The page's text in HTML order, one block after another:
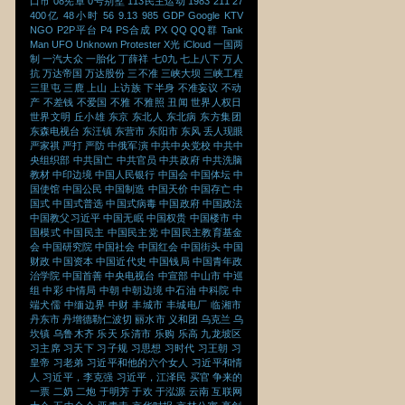
400亿 48小时 56 9.13 985 GDP Google KTV
NGO P2P平台 P4 PS合成 PX QQ QQ群 Tank
Man UFO Unknown Protester X光 iCloud 一国两
制 一汽大众 一胎化 丁薛祥 七0九 七上八下 万人
抗 万达帝国 万达股份 三不准 三峡大坝 三峡工程
三里屯 三鹿 上山 上访族 下半身 不准妄议 不动
产 不差钱 不爱国 不雅 不雅照 丑闻 世界人权日
世界文明 丘小雄 东京 东北人 东北病 东方集团
东森电视台 东汪镇 东营市 东阳市 东风 丢人现眼
严家祺 严打 严防 中俄军演 中共中央党校 中共中
央组织部 中共国亡 中共官员 中共政府 中共洗脑
教材 中印边境 中国人民银行 中国会 中国体坛 中
国使馆 中国公民 中国制造 中国天价 中国存亡 中
国式 中国式普选 中国式病毒 中国政府 中国政法
中国教父习近平 中国无眠 中国权贵 中国楼市 中
国模式 中国民主 中国民主党 中国民主教育基金
会 中国研究院 中国社会 中国红会 中国街头 中国
财政 中国资本 中国近代史 中国钱局 中国青年政
治学院 中国首善 中央电视台 中宣部 中山市 中巡
组 中彩 中情局 中朝 中朝边境 中石油 中科院 中
端犬儒 中缅边界 中财 丰城市 丰城电厂 临湘市
丹东市 丹增德勒仁波切 丽水市 义和团 乌克兰 乌
坎镇 乌鲁木齐 乐天 乐清市 乐购 乐高 九龙坡区
习主席 习天下 习子规 习思想 习时代 习王朝 习
皇帝 习老弟 习近平和他的六个女人 习近平和情
人 习近平，李克强 习近平，江泽民 买官 争来的
一票 二奶 二炮 于明芳 于欢 于泓源 云南 互联网